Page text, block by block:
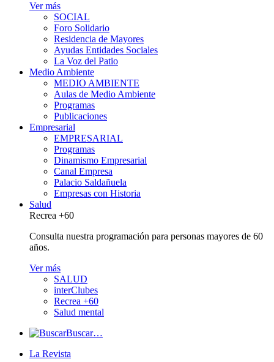
Ver más
SOCIAL
Foro Solidario
Residencia de Mayores
Ayudas Entidades Sociales
La Voz del Patio
Medio Ambiente
MEDIO AMBIENTE
Aulas de Medio Ambiente
Programas
Publicaciones
Empresarial
EMPRESARIAL
Programas
Dinamismo Empresarial
Canal Empresa
Palacio Saldañuela
Empresas con Historia
Salud
Recrea +60
Consulta nuestra programación para personas mayores de 60
años.
Ver más
SALUD
interClubes
Recrea +60
Salud mental
Buscar…
La Revista